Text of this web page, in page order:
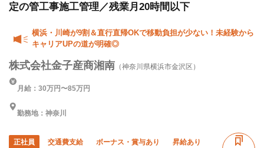
定の管工事施工管理／残業月20時間以下
横浜・川崎が9割＆直行直帰OKで移動負担が少ない！未経験から
キャリアUPの道が明確◎
株式会社金子産商湘南 （神奈川県横浜市金沢区）
月給：30万円〜85万円
勤務地：神奈川
正社員 交通費支給 ボーナス・賞与あり 昇給あり